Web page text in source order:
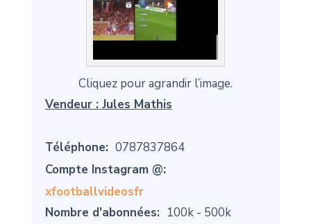
Cliquez pour agrandir l’image.
Vendeur : Jules Mathis
Téléphone: 0787837864
Compte Instagram @:
xfootballvideosfr
Nombre d'abonnées: 100k - 500k